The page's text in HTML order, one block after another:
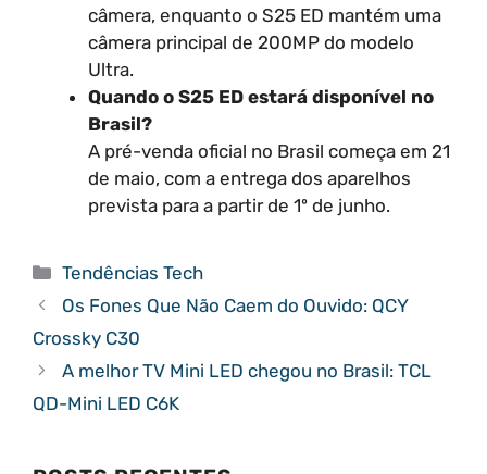
câmera, enquanto o S25 ED mantém uma
câmera principal de 200MP do modelo
Ultra.
Quando o S25 ED estará disponível no
Brasil?
A pré-venda oficial no Brasil começa em 21
de maio, com a entrega dos aparelhos
prevista para a partir de 1º de junho.
Categorias
Tendências Tech
Os Fones Que Não Caem do Ouvido: QCY
Crossky C30
A melhor TV Mini LED chegou no Brasil: TCL
QD-Mini LED C6K